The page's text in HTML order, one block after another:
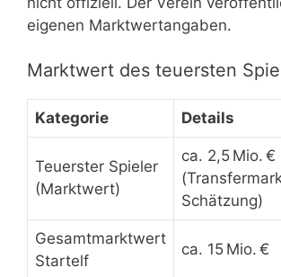
eigenen Marktwertangaben.
Marktwert des teuersten
Kategorie Details
Teuerster Spieler
(Marktwert)
ca. 2,5 Mio. €
Schätzung)
Gesamtmarktwert
Startelf
ca. 15 Mio. €